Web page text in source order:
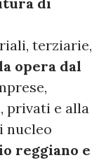
terziarie,
opera dal
privati e alla
nucleo
reggiano e